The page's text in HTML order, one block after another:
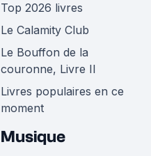
Top 2026 livres
Le Calamity Club
Le Bouffon de la
couronne, Livre II
Livres populaires en ce
moment
Musique